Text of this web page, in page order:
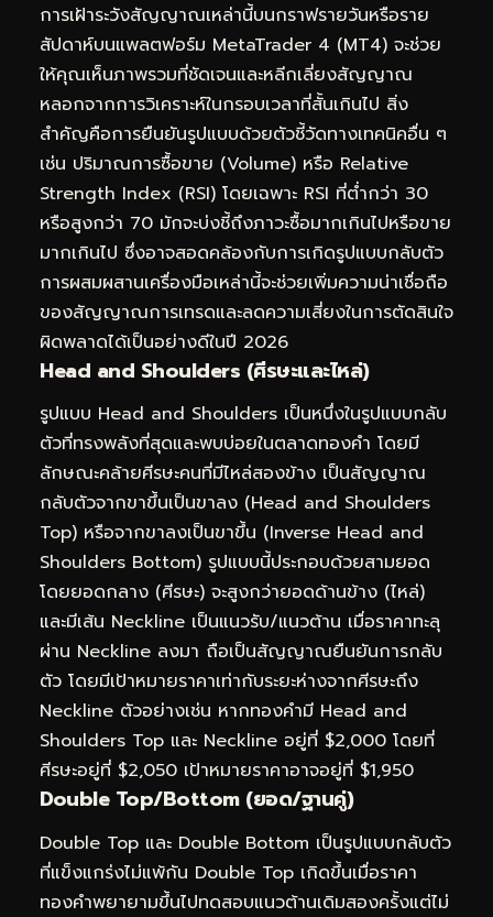
การเฝ้าระวังสัญญาณเหล่านี้บนกราฟรายวันหรือราย
สัปดาห์บนแพลตฟอร์ม MetaTrader 4 (MT4) จะช่วย
ให้คุณเห็นภาพรวมที่ชัดเจนและหลีกเลี่ยงสัญญาณ
หลอกจากการวิเคราะห์ในกรอบเวลาที่สั้นเกินไป สิ่ง
สำคัญคือการยืนยันรูปแบบด้วยตัวชี้วัดทางเทคนิคอื่น ๆ
เช่น ปริมาณการซื้อขาย (Volume) หรือ Relative
Strength Index (RSI) โดยเฉพาะ RSI ที่ต่ำกว่า 30
หรือสูงกว่า 70 มักจะบ่งชี้ถึงภาวะซื้อมากเกินไปหรือขาย
มากเกินไป ซึ่งอาจสอดคล้องกับการเกิดรูปแบบกลับตัว
การผสมผสานเครื่องมือเหล่านี้จะช่วยเพิ่มความน่าเชื่อถือ
ของสัญญาณการเทรดและลดความเสี่ยงในการตัดสินใจ
ผิดพลาดได้เป็นอย่างดีในปี 2026
Head and Shoulders (ศีรษะและไหล่)
รูปแบบ Head and Shoulders เป็นหนึ่งในรูปแบบกลับ
ตัวที่ทรงพลังที่สุดและพบบ่อยในตลาดทองคำ โดยมี
ลักษณะคล้ายศีรษะคนที่มีไหล่สองข้าง เป็นสัญญาณ
กลับตัวจากขาขึ้นเป็นขาลง (Head and Shoulders
Top) หรือจากขาลงเป็นขาขึ้น (Inverse Head and
Shoulders Bottom) รูปแบบนี้ประกอบด้วยสามยอด
โดยยอดกลาง (ศีรษะ) จะสูงกว่ายอดด้านข้าง (ไหล่)
และมีเส้น Neckline เป็นแนวรับ/แนวต้าน เมื่อราคาทะลุ
ผ่าน Neckline ลงมา ถือเป็นสัญญาณยืนยันการกลับ
ตัว โดยมีเป้าหมายราคาเท่ากับระยะห่างจากศีรษะถึง
Neckline ตัวอย่างเช่น หากทองคำมี Head and
Shoulders Top และ Neckline อยู่ที่ $2,000 โดยที่
ศีรษะอยู่ที่ $2,050 เป้าหมายราคาอาจอยู่ที่ $1,950
Double Top/Bottom (ยอด/ฐานคู่)
Double Top และ Double Bottom เป็นรูปแบบกลับตัว
ที่แข็งแกร่งไม่แพ้กัน Double Top เกิดขึ้นเมื่อราคา
ทองคำพยายามขึ้นไปทดสอบแนวต้านเดิมสองครั้งแต่ไม่